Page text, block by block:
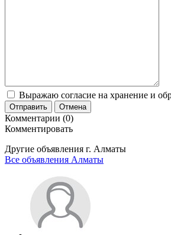
Выражаю согласие на хранение и
Отправить Отмена
Комментарии (0)
Комментировать
Другие объявления г. Алматы
Все объявления Алматы